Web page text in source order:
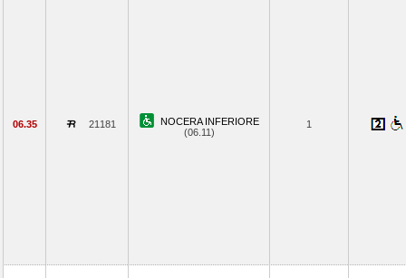
06.35 21181
NOCERA INFERIORE
(06.11)
1